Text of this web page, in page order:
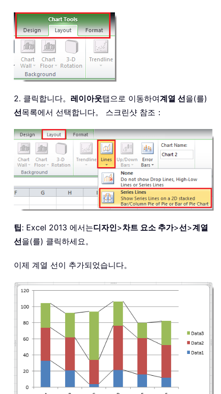
2. 클릭합니다。 레이아웃탭으로 이동하여계열 선을(를)
선목록에서 선택합니다。 스크린샷 참조：
팁: Excel 2013 에서는디자인>차트 요소 추가>선>계열
선을(를) 클릭하세요。
이제 계열 선이 추가되었습니다。